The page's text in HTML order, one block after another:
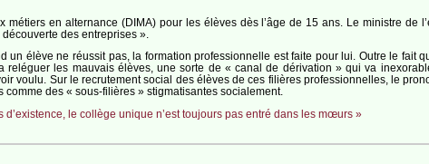
en alternance (DIMA) pour les élèves dès l’âge de 15 ans. Le ministre de
des entreprises ».
un élève ne réussit pas, la formation professionnelle est faite pour lui. Outre le fait
les mauvais élèves, une sorte de « canal de dérivation » qui va
voulu. Sur le recrutement social des élèves de ces filières professionnelles, le
des « sous-filières » stigmatisantes socialement.
d’existence, le collège unique n’est toujours pas entré dans les mœurs »